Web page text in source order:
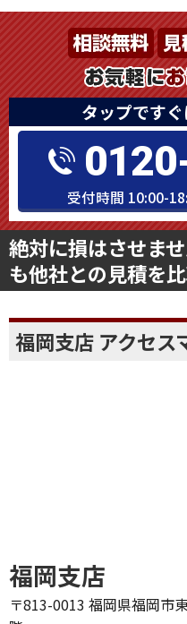
タップです
受付時間 10:00-
絶対に損はさせま
も他社との見積を
福岡支店 アクセス
福岡支店
〒813-0013 福岡県福岡市